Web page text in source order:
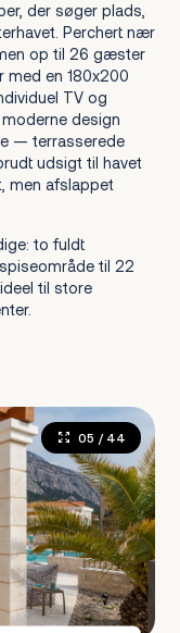
der søger plads,
Perchert nær
op til 26 gæster
med en 180x200
TV og
design
— terrasserede
udsigt til havet
men afslappet
to fuldt
til 22
til store
05 / 44